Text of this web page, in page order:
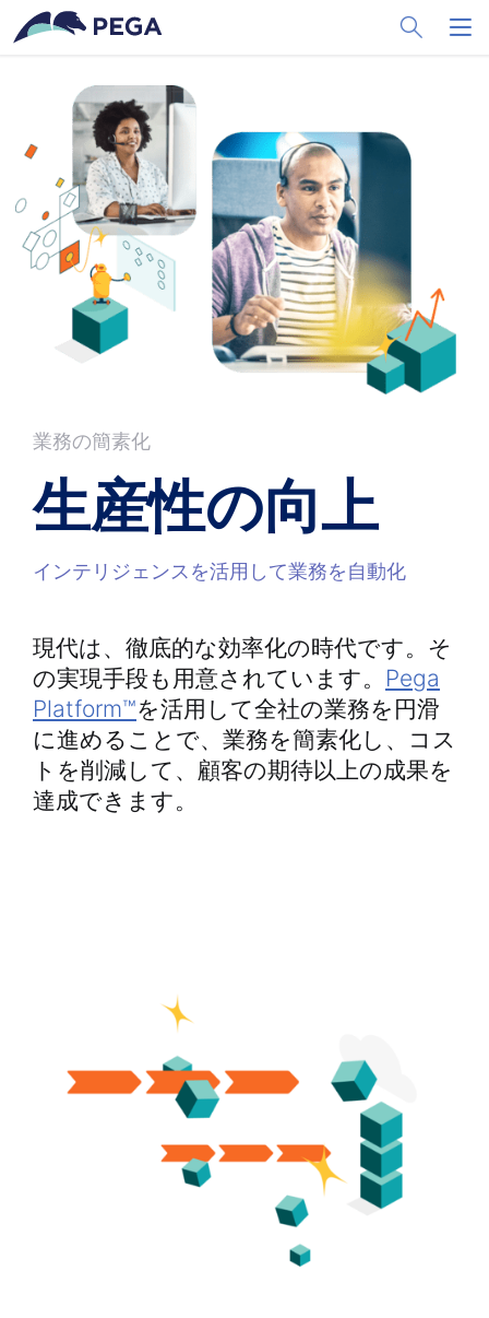
メインコンテンツに飛ぶ
Toggle
業務の簡素化
生産性の向上
インテリジェンスを活用して業務を自動化
現代は、徹底的な効率化の時代です。そ
の実現手段も用意されています。 Pega
Platform™を活用して全社の業務を円滑
に進めることで、業務を簡素化し、コス
トを削減して、顧客の期待以上の成果を
達成できます。